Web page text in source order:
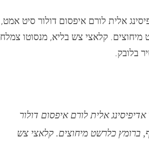
אלית לורם איפסום דולור סיט אמט,
מיחוצים. קלאצי צש בליא, מנסוטו צמלח
בלובק.
אלית לורם איפסום דולור
ברומץ כלרשט מיחוצים. קלאצי צש